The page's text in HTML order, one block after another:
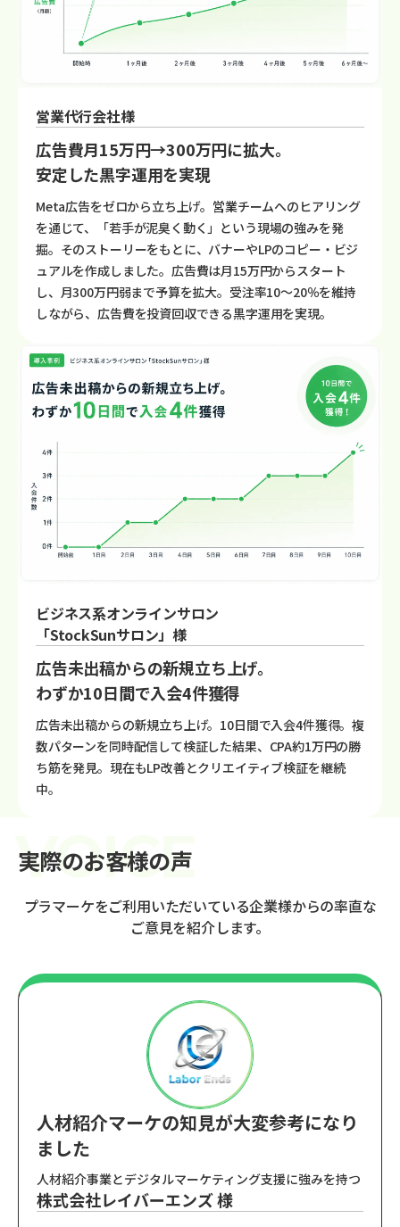
営業代行会社様
広告費月15万円→300万円に拡大。
安定した黒字運用を実現
Meta広告をゼロから立ち上げ。営業チームへのヒアリング
を通じて、「若手が泥臭く動く」という現場の強みを発
掘。そのストーリーをもとに、バナーやLPのコピー・ビジ
ュアルを作成しました。広告費は月15万円からスタート
し、月300万円弱まで予算を拡大。受注率10〜20％を維持
しながら、広告費を投資回収できる黒字運用を実現。
ビジネス系オンラインサロン
「StockSunサロン」様
広告未出稿からの新規立ち上げ。
わずか10日間で入会4件獲得
広告未出稿からの新規立ち上げ。10日間で入会4件獲得。複
数パターンを同時配信して検証した結果、CPA約1万円の勝
ち筋を発見。現在もLP改善とクリエイティブ検証を継続
中。
実際のお客様の声
プラマーケをご利用いただいている企業様からの率直な
ご意見を紹介します。
人材紹介マーケの知見が大変参考になり
ました
人材紹介事業とデジタルマーケティング支援に強みを持つ
株式会社レイバーエンズ 様